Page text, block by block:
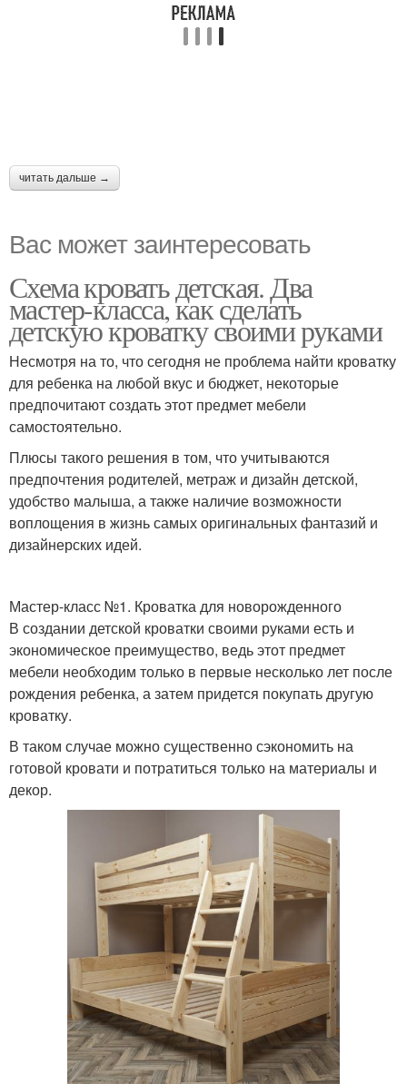
читать дальше →
Вас может заинтересовать
Схема кровать детская. Два
мастер-класса, как сделать
детскую кроватку своими руками
Несмотря на то, что сегодня не проблема найти кроватку
для ребенка на любой вкус и бюджет, некоторые
предпочитают создать этот предмет мебели
самостоятельно.
Плюсы такого решения в том, что учитываются
предпочтения родителей, метраж и дизайн детской,
удобство малыша, а также наличие возможности
воплощения в жизнь самых оригинальных фантазий и
дизайнерских идей.
Мастер-класс №1. Кроватка для новорожденного
В создании детской кроватки своими руками есть и
экономическое преимущество, ведь этот предмет
мебели необходим только в первые несколько лет после
рождения ребенка, а затем придется покупать другую
кроватку.
В таком случае можно существенно сэкономить на
готовой кровати и потратиться только на материалы и
декор.